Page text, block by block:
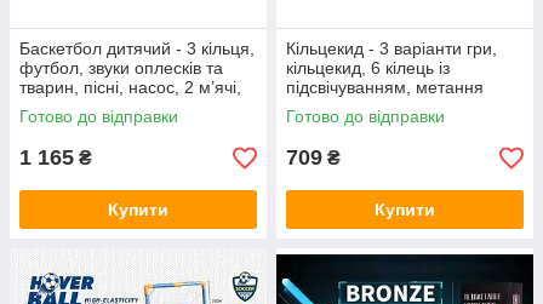
Баскетбол дитячий - 3 кільця,
футбол, звуки оплесків та
тварин, пісні, насос, 2 м’ячі,
сенсорний щит, на
батарейках,
Готово до відправки
1 165 ₴
Купити
Кільцекид - 3 варіанти гри,
кільцекид, 6 кілець із
підсвічуванням, метання
мішечків, ZG 270-543
Готово до відправки
709 ₴
Купити